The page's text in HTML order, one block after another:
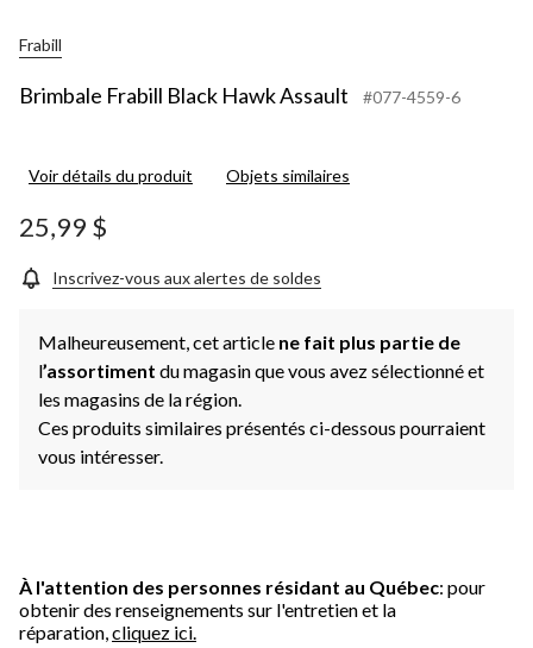
Frabill
Brimbale Frabill Black Hawk Assault #077-4559-6
Voir détails du produit Objets similaires
25,99 $
Inscrivez-vous aux alertes de soldes
Malheureusement, cet article ne fait plus partie de
l’assortiment du magasin que vous avez sélectionné et
les magasins de la région.
Ces produits similaires présentés ci-dessous pourraient
vous intéresser.
À l'attention des personnes résidant au Québec: pour
obtenir des renseignements sur l'entretien et la
réparation, cliquez ici.